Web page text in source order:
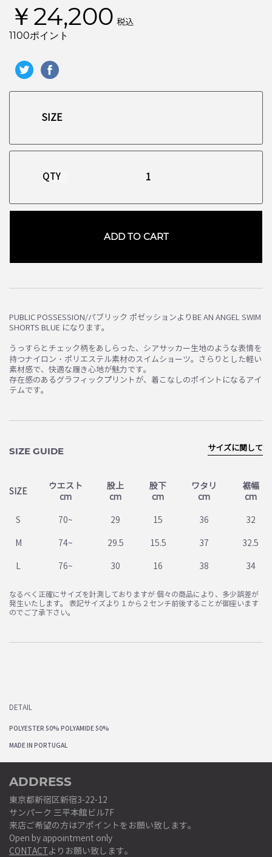
￥24,200 税込
1100ポイント
QTY
ADD TO CART
PUBLIC POSSESSION/パブリック ポゼッションよりBE AN ANGEL SWIM
SHORTS BLUE になります。
うっすらとチェック柄をあしらった、シアサッカー生地のような表情を
持つナイロン・ポリエステル素材のスイムショーツ。さらりとした軽い
素材感で、快適な履き心地が魅力です。
存在感のあるグラフィックプリントが、着こなしのポイントになるアイ
テムです。
SIZE GUIDE
SIZE
ウエスト
cm
股上
cm
股下
cm
ワタリ
cm
裾幅
cm
S 70~ 29 15 36 32
M 74~ 29.5 15.5 37 32.5
L 76~ 30 16 38 34
サイズに関して
なるべく正確にサイズを計測しておりますが 個々の商品により、多少誤差が
発生いたします。 表記サイズより１から２センチ前後することが御座います
のでご了承下さい。
DETAIL
POLYESTER 50% POLYAMIDE 50%
MADE IN PORTUGAL
ADDRESS
東京都新宿区新宿3-22-12
サンパーク 三平本館ビル7F
来店ご希望の方はアポイントをお願い致します。
Open by appointment only
CONTACTよりお願い致します。